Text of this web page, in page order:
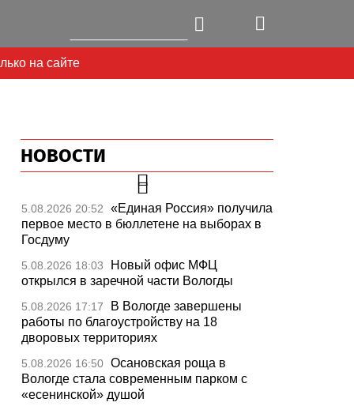
на сайте
НОВОСТИ
5.08.2026 20:52
«Единая Россия» получила
первое место в бюллетене на выборах в
Госдуму
5.08.2026 18:03
Новый офис МФЦ
открылся в заречной части Вологды
5.08.2026 17:17
В Вологде завершены
работы по благоустройству на 18
дворовых территориях
5.08.2026 16:50 Осановская роща в
Вологде стала современным парком с
«есенинской» душой